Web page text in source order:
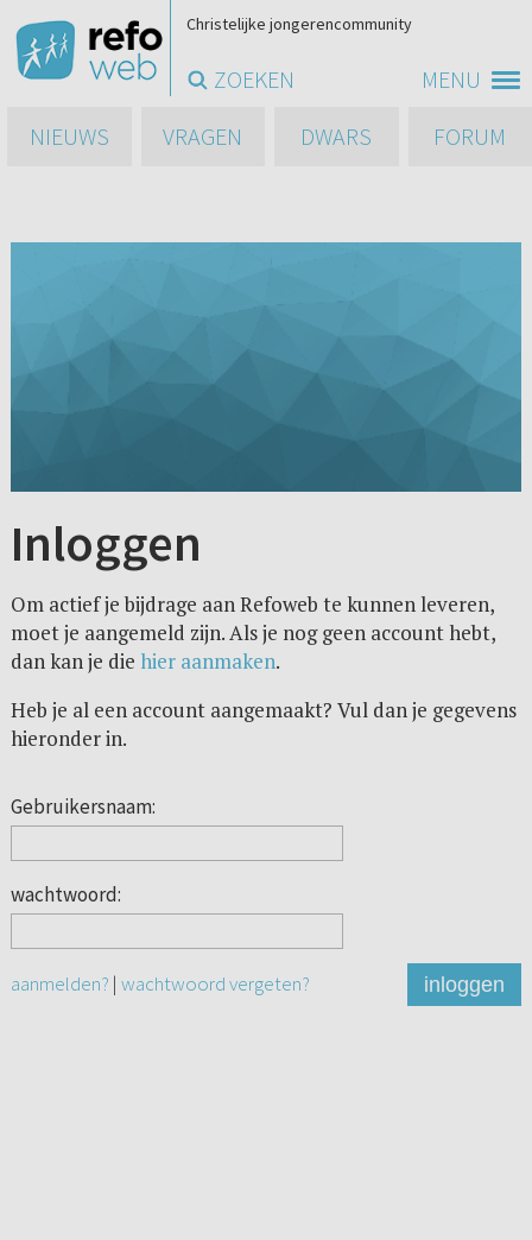
MENU
Christelijke jongerencommunity
ZOEKEN
NIEUWS
VRAGEN DWARS FORUM
Inloggen
Om actief je bijdrage aan Refoweb te kunnen leveren,
moet je aangemeld zijn. Als je nog geen account hebt,
dan kan je die hier aanmaken.
Heb je al een account aangemaakt? Vul dan je gegevens
hieronder in.
Gebruikersnaam:
wachtwoord:
aanmelden? | wachtwoord vergeten? inloggen